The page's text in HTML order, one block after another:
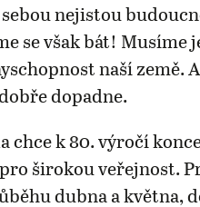
nejistou
se však bát!
naší země.
dopadne.
chce k 80. výročí
širokou veřejnost.
dubna a května,